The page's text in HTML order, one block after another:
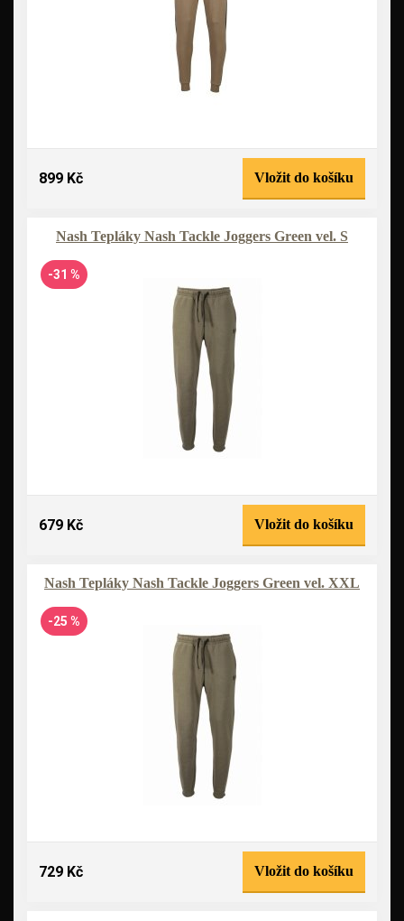
899 Kč Vložit do košíku
Nash Tepláky Nash Tackle Joggers Green vel. S
-31 %
679 Kč Vložit do košíku
Nash Tepláky Nash Tackle Joggers Green vel. XXL
-25 %
729 Kč Vložit do košíku